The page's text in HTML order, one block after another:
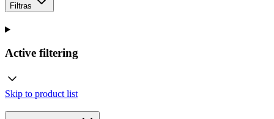
Filtras
Active filtering
Skip to product list